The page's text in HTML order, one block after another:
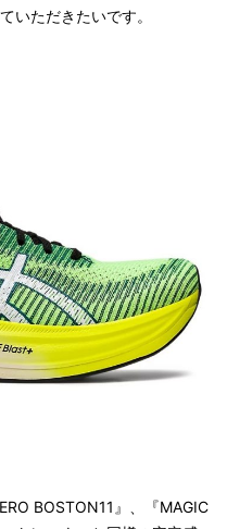
いただきたいです。
BOSTON11』、 『MAGIC